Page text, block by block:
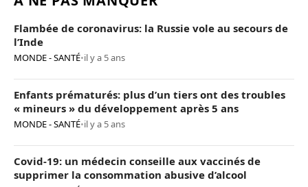
Flambée de coronavirus: la Russie vole au secours de
l’Inde
MONDE - SANTÉ•il y a 5 ans
Enfants prématurés: plus d’un tiers ont des troubles
« mineurs » du développement après 5 ans
MONDE - SANTÉ•il y a 5 ans
Covid-19: un médecin conseille aux vaccinés de
supprimer la consommation abusive d’alcool